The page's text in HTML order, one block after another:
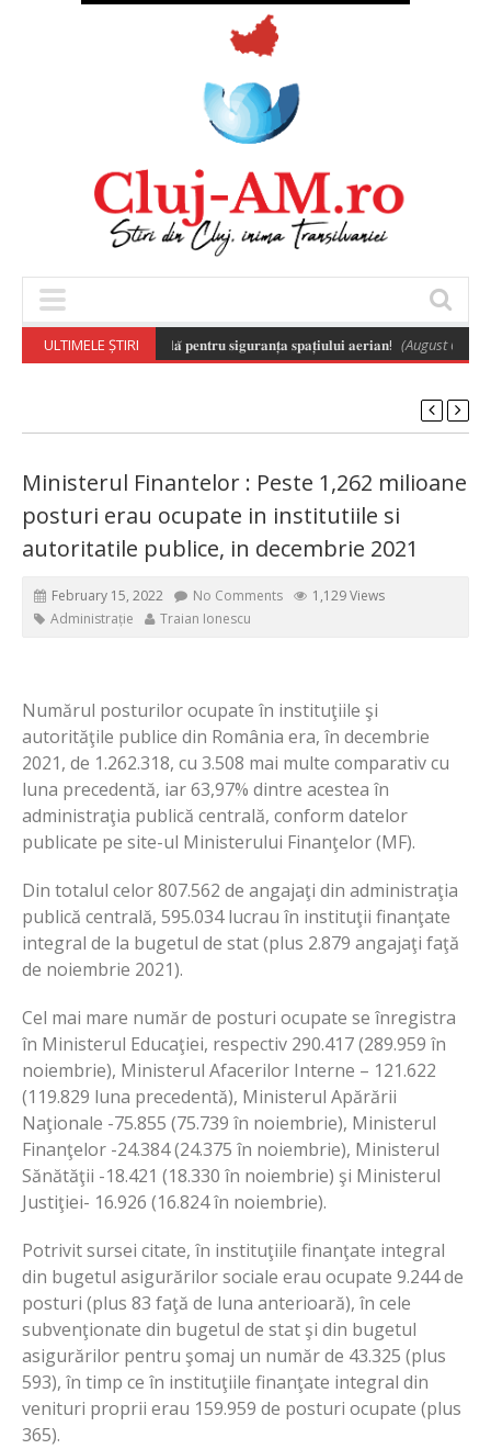
ULTIMELE ȘTIRI
𝐚 𝐝𝐫𝐨𝐧𝐞𝐥𝐨𝐫 𝐞𝐬𝐭𝐞 𝐞𝐬𝐞𝐧𝐭̦𝐢𝐚𝐥𝐚̆ 𝐩𝐞𝐧𝐭𝐫𝐮 𝐬𝐢𝐠𝐮𝐫𝐚𝐧𝐭̦𝐚 𝐬𝐩𝐚𝐭̦𝐢𝐮𝐥𝐮𝐢 𝐚𝐞𝐫𝐢𝐚𝐧! (August 6, 2026
Ministerul Finantelor : Peste 1,262 milioane
posturi erau ocupate in institutiile si
autoritatile publice, in decembrie 2021
February 15, 2022 No Comments
1,129 Views
Administrație
Traian Ionescu
Numărul posturilor ocupate în instituţiile şi
autorităţile publice din România era, în decembrie
2021, de 1.262.318, cu 3.508 mai multe comparativ cu
luna precedentă, iar 63,97% dintre acestea în
administraţia publică centrală, conform datelor
publicate pe site-ul Ministerului Finanţelor (MF).
Din totalul celor 807.562 de angajaţi din administraţia
publică centrală, 595.034 lucrau în instituţii finanţate
integral de la bugetul de stat (plus 2.879 angajaţi faţă
de noiembrie 2021).
Cel mai mare număr de posturi ocupate se înregistra
în Ministerul Educaţiei, respectiv 290.417 (289.959 în
noiembrie), Ministerul Afacerilor Interne – 121.622
(119.829 luna precedentă), Ministerul Apărării
Naţionale -75.855 (75.739 în noiembrie), Ministerul
Finanţelor -24.384 (24.375 în noiembrie), Ministerul
Sănătăţii -18.421 (18.330 în noiembrie) şi Ministerul
Justiţiei- 16.926 (16.824 în noiembrie).
Potrivit sursei citate, în instituţiile finanţate integral
din bugetul asigurărilor sociale erau ocupate 9.244 de
posturi (plus 83 faţă de luna anterioară), în cele
subvenţionate din bugetul de stat şi din bugetul
asigurărilor pentru şomaj un număr de 43.325 (plus
593), în timp ce în instituţiile finanţate integral din
venituri proprii erau 159.959 de posturi ocupate (plus
365).